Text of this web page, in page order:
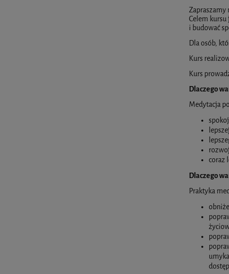
Celem
i budować
Dla osób,
Kurs
Kurs
Dlaczego
Medytacja
coraz
Dlaczego
Praktyka